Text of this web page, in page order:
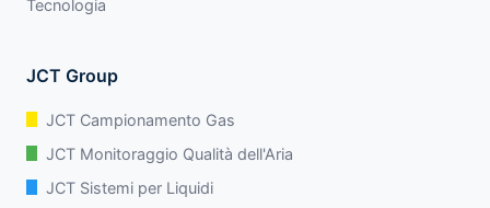
Tecnologia
JCT Group
JCT Campionamento Gas
JCT Monitoraggio Qualità dell'Aria
JCT Sistemi per Liquidi